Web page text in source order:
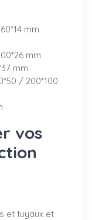
mm
mm
mm
/ 200*100
vos
et tuyaux et